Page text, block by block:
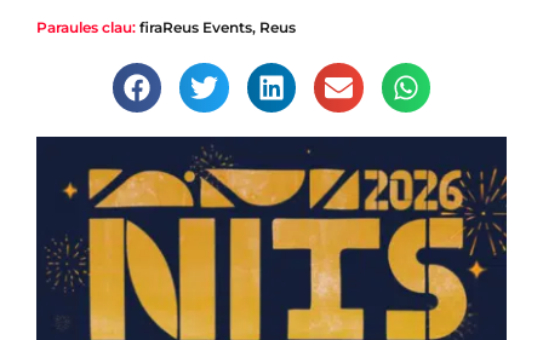
Paraules clau: firaReus Events, Reus